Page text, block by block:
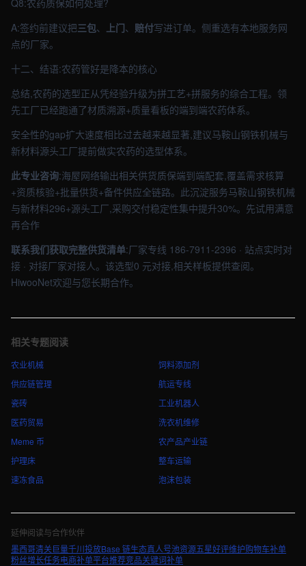
Q8:农药质保如何处理?
A:签约前建议把三包、 上门、 赔付写进订单。侧重选有本地服务网
点的厂家。
十二、结语:农药管好是降本的核心
总结,农药的选型正从凭经验升级为拼工艺+拼服务的综合工程。领
先工厂已经跑通了材质溯源+质量看板的端到端农药体系。
安全性的gap扩大速度相比过去越来越显著,建议马鞍山钢铁机械与
新材料源头工厂提前做实农药的选型体系。
此专业咨询:海屋网络输出相关供货质保端到端配套,覆盖需求核算
+资质核验+批量供货+备件供应全链路。此沉淀服务马鞍山钢铁机械
与新材料296+源头工厂,采购交付稳定性集中提升30%。先试用满意
再合作
联系我们获取完整供货清单:厂家专线 186-7911-2396 · 站点实时对
接 · 对接厂家对接人。该选型0 元对接,相关样板提供查阅。
HiwooNet欢迎与您长期合作。
相关专题阅读
农业机械
供应链管理
瓷砖
医药贸易
Meme 币
护理床
速冻食品
饲料添加剂
航运专线
工业机器人
洗衣机维修
农产品产业链
整车运输
泡沫包装
延伸阅读与合作伙伴
墨西哥清关巨量千川投放Base 链生态真人号池资源五星好评维护购物车补单
粉丝增长任务电商补单平台推荐竞品关键词补单